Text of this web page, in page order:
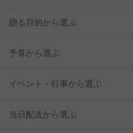
贈る目的から選ぶ
予算から選ぶ
イベント・行事から選ぶ
当日配送から選ぶ